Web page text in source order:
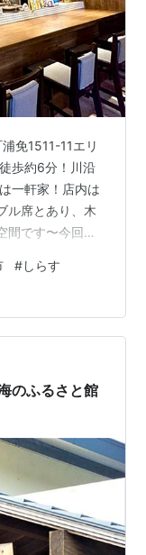
免1511-11エリ
歩約6分！川沿
一軒家！店内は
ル席とあり、木
間です〜今回頂
んということ
た。 松浦市と
的に認知され成
けでなく「アジ
どが数多くで
#しらす
のふるさと館